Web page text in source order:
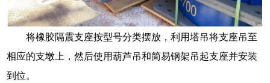
将橡胶隔震支座按型号分类摆放，利用塔吊将支座吊至
相应的支墩上，然后使用葫芦吊和简易钢架吊起支座并安装
到位。